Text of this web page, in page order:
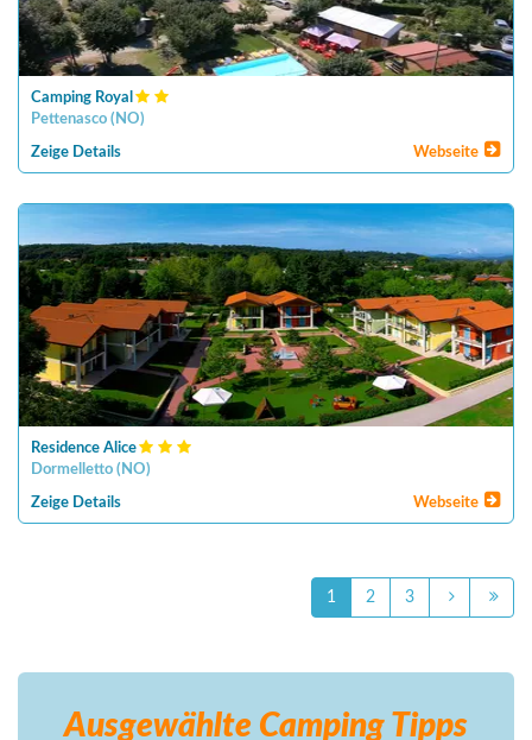
Camping Royal
Pettenasco ( NO)
Zeige Details Webseite
Residence Alice
Dormelletto ( NO)
Zeige Details Webseite
1 2 3
Ausgewählte Camping Tipps